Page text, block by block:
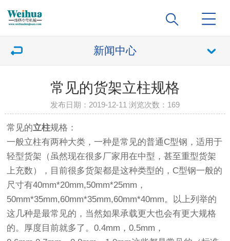
新闻中心
常见的货架立柱规格
发布日期：2019-12-11 浏览次数： 169
常见的立柱规格：
一般立柱有两种大类，一种是常见的普通C型钢，适用于
轻型货架（虽然现在很多厂家用在中型，甚至重型货架
上充数），目前很多货架都是这种类型的，C型钢一般的
尺寸有40mm*20mm,50mm*25mm，
50mm*35mm,60mm*35mm,60mm*40mm。以上列举的
这几种是最常见的，当然如果承载更大也会有更大规格
的。厚度目前就多了。0.4mm，0.5mm，